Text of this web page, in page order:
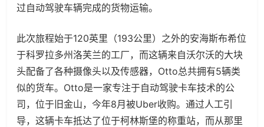
过自动驾驶车辆完成的货物运输。
此次旅程始于120英里（193公里）之外的安海斯布希位
于科罗拉多州洛芙兰的工厂，而这辆来自沃尔沃的大块
头配备了各种摄像头以及传感器，Otto总共拥有5辆类
似的货车。Otto是一家专注于自动驾驶卡车技术的公
司，位于旧金山，今年8月被Uber收购。通过人工引
导，这辆卡车抵达了位于柯林斯堡的称重站，而从那里